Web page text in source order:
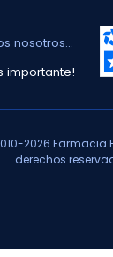
nosotros...
importante!
2026 Farmacia
derechos